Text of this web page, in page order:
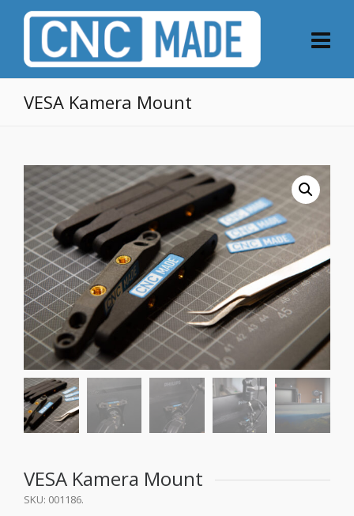
VESA Kamera Mount
VESA Kamera Mount
SKU: 001186.